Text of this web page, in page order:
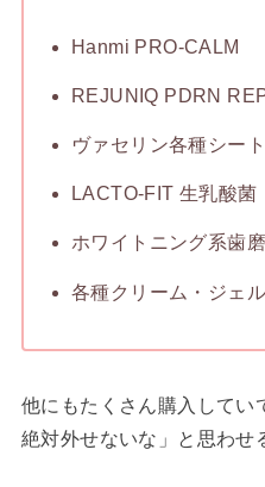
Hanmi PRO-CALM
REJUNIQ PDRN
ヴァセリン各種シー
LACTO-FIT 生乳酸菌
ホワイトニング系歯
各種クリーム・ジェ
他にもたくさん購入してい
絶対外せないな」と思わせ